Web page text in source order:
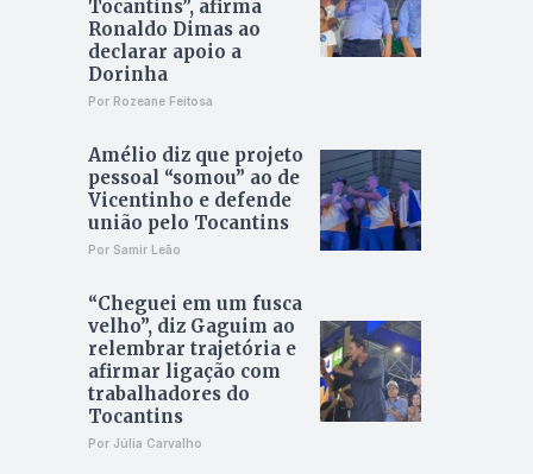
Tocantins”, afirma
Ronaldo Dimas ao
declarar apoio a
Dorinha
Por Rozeane Feitosa
Amélio diz que projeto
pessoal “somou” ao de
Vicentinho e defende
união pelo Tocantins
Por Samir Leão
“Cheguei em um fusca
velho”, diz Gaguim ao
relembrar trajetória e
afirmar ligação com
trabalhadores do
Tocantins
Por Júlia Carvalho